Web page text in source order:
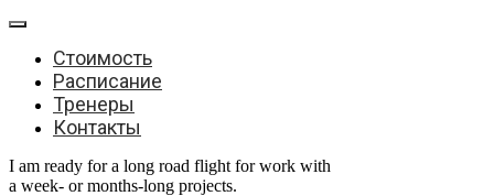
Стоимость
Расписание
Тренеры
Контакты
I am ready for a long road flight for work with
a week- or months-long projects.